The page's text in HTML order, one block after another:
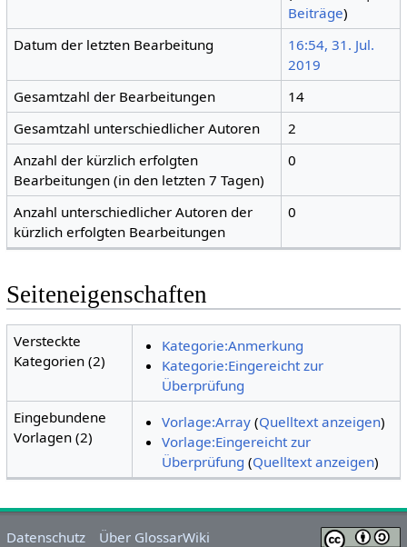
Beiträge)
Datum der letzten Bearbeitung
16:54, 31. Jul.
2019
Gesamtzahl der Bearbeitungen
14
Gesamtzahl unterschiedlicher Autoren
2
Anzahl der kürzlich erfolgten
Bearbeitungen (in den letzten 7 Tagen)
0
Anzahl unterschiedlicher Autoren der
kürzlich erfolgten Bearbeitungen
0
Seiteneigenschaften
Versteckte
Kategorien (2)
Kategorie:Anmerkung
Kategorie:Eingereicht zur
Überprüfung
Eingebundene
Vorlagen (2)
Vorlage:Array(Quelltext anzeigen)
Vorlage:Eingereicht zur
Überprüfung (Quelltext anzeigen)
Datenschutz Über GlossarWiki